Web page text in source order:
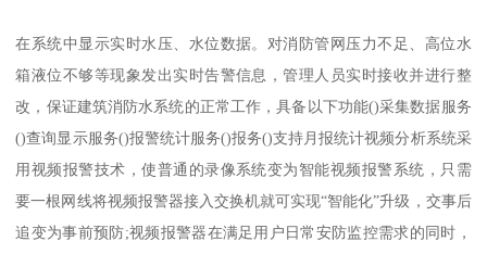
在系统中显示实时水压、水位数据。对消防管网压力不足、高位水
箱液位不够等现象发出实时告警信息，管理人员实时接收并进行整
改，保证建筑消防水系统的正常工作，具备以下功能()采集数据服务
()查询显示服务()报警统计服务()报务()支持月报统计视频分析系统采
用视频报警技术，使普通的录像系统变为智能视频报警系统，只需
要一根网线将视频报警器接入交换机就可实现“智能化”升级，交事后
追变为事前预防;视频报警器在满足用户日常安防监控需求的同时，